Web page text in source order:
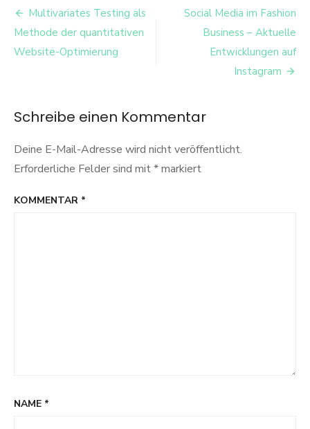
Analyse
Multi-
Channel-
Händlers
Beitrags-
Navigation
Multivariates Testing als
Methode der quantitativen
Website-Optimierung
Social Media im Fashion
Business – Aktuelle
Entwicklungen auf
Instagram
Schreibe einen Kommentar
Deine E-Mail-Adresse wird nicht veröffentlicht.
Erforderliche Felder sind mit*markiert
KOMMENTAR *
NAME *